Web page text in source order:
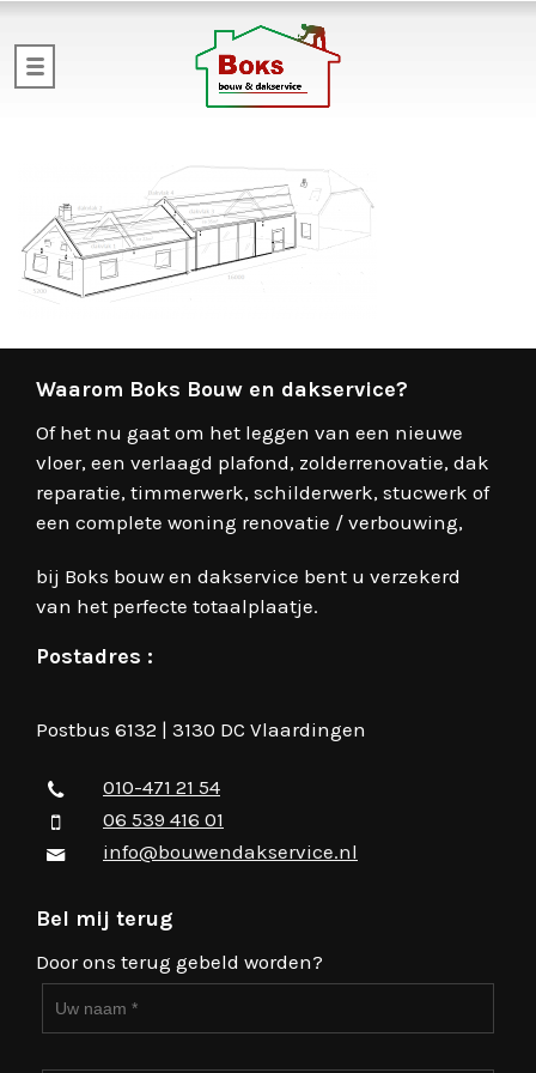
Waarom Boks Bouw en dakservice?
Of het nu gaat om het leggen van een nieuwe
vloer, een verlaagd plafond, zolderrenovatie, dak
reparatie, timmerwerk, schilderwerk, stucwerk of
een complete woning renovatie / verbouwing,
bij Boks bouw en dakservice bent u verzekerd
van het perfecte totaalplaatje.
Postadres :
Postbus 6132 | 3130 DC Vlaardingen
010-471 21 54
06 539 416 01
info@bouwendakservice.nl
Bel mij terug
Door ons terug gebeld worden?